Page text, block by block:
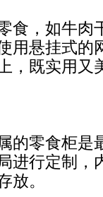
食，如牛肉
用悬挂式的
，既实用又
的零食柜是
进行定制，
放。